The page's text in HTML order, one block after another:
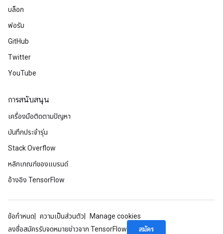
บล็อก
ฟอรัม
GitHub
Twitter
YouTube
การสนับสนุน
เครื่องมือติดตามปัญหา
บันทึกประจำรุ่น
Stack Overflow
หลักเกณฑ์ของแบรนด์
อ้างอิง TensorFlow
ข้อกำหนด ความเป็นส่วนตัว
Manage cookies
ลงชื่อสมัครรับจดหมายข่าวจาก TensorFlow
สมัคร